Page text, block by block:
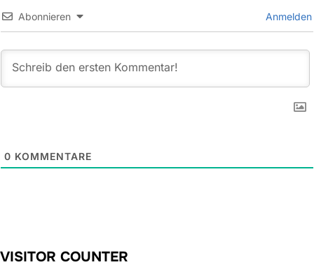
Abonnieren Anmelden
0 KOMMENTARE
VISITOR COUNTER